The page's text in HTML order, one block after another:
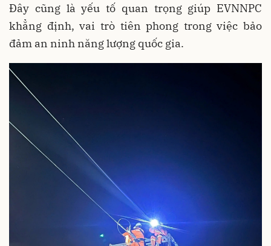
Đây cũng là yếu tố quan trọng giúp EVNNPC
khẳng định, vai trò tiên phong trong việc bảo
đảm an ninh năng lượng quốc gia.